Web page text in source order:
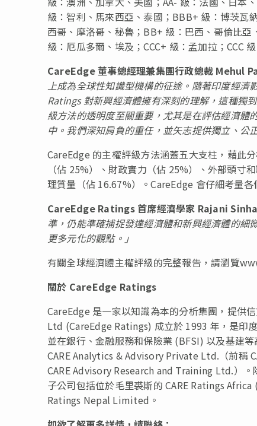
級：智利、馬來西亞、泰國；BBB+ 級：博茨瓦
西哥、摩洛哥、秘魯；BB+ 級：巴西、哥倫比
級：厄瓜多爾、埃及；CCC+ 級：孟加拉；CCC
CareEdge 董事總經理兼集團行政總裁 Mehul
上成為全球性知識型機構的征途。隨著印度經
Ratings 對新興經濟體擁有深刻的理解，這種獨
級方法的透明度至關重要，尤其是在評估經濟體
中。我們深知肩負的重任，並矢志提供獨立、公
CareEdge 的主權評級方法涵蓋五大支柱，藉此
（佔 25%）、財政實力（佔 25%）、外部頭寸
理質量（佔 16.67%）。CareEdge 會仔細考量
CareEdge Ratings 首席經濟學家 Rajani Sinha
準，仍能準確捕捉發達經濟體和新興經濟體的細
更多元化的觀點。」
有關全球經濟體主權評級的完整報告，請瀏覽
關於 CareEdge Ratings
CareEdge 是一家以知識為本的分析集團，提供
Ltd (CareEdge Ratings) 成立於 1993 年，是印
並在銀行、金融服務和保險業 (BFSI) 以及基建
CARE Analytics & Advisory Private Ltd.（前稱
CARE Advisory Research and Training Ltd.）
子公司包括位於毛里裘斯的 CARE Ratings
Ratings Nepal Limited。